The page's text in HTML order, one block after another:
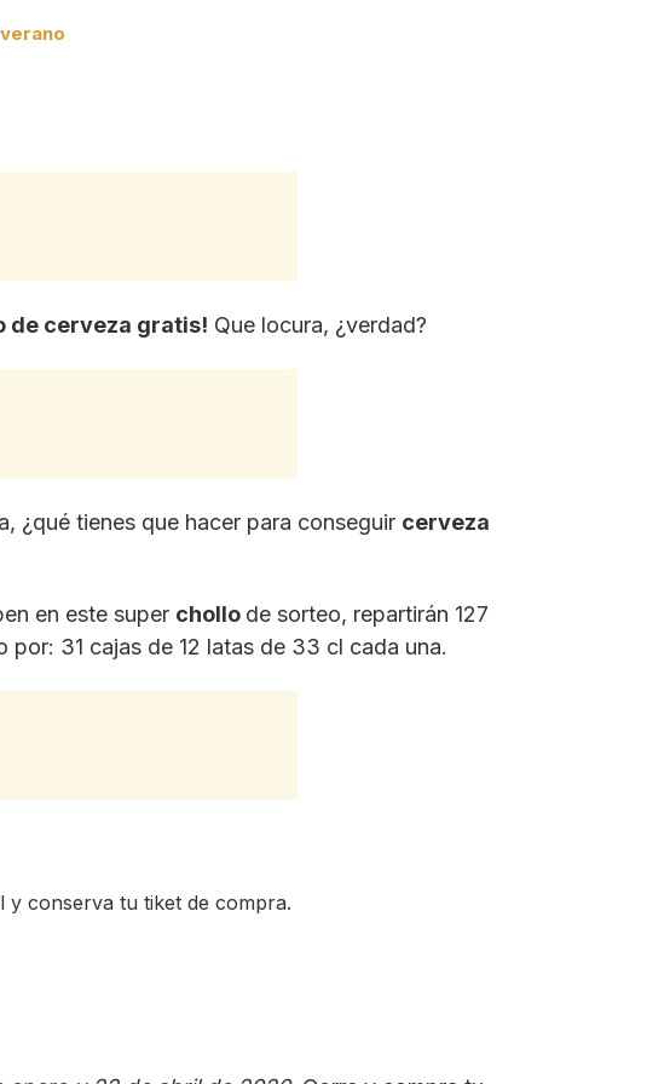
de cerveza gratis! Que locura, ¿verdad?
¿qué tienes que hacer para conseguir cerveza
en este super chollo de sorteo, repartirán 127
por: 31 cajas de 12 latas de 33 cl cada una.
y conserva tu tiket de compra.